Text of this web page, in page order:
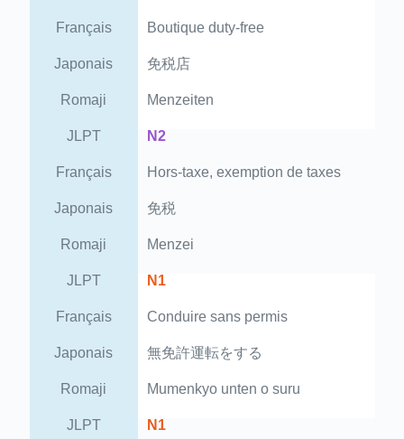
Français Boutique duty-free
Japonais 免税店
Romaji Menzeiten
JLPT N2
Français Hors-taxe, exemption de taxes
Japonais 免税
Romaji Menzei
JLPT N1
Français Conduire sans permis
Japonais 無免許運転をする
Romaji Mumenkyo unten o suru
JLPT N1